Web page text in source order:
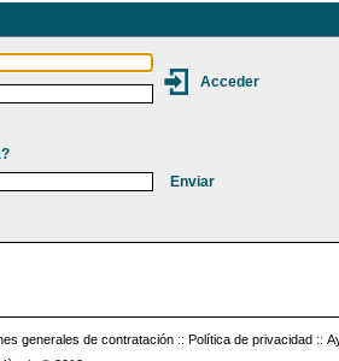
generales de contratación :: Política de privacidad ::